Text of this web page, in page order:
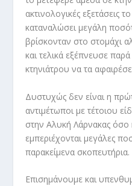
ακτινολογικές εξετάσεις
καταναλώσει μεγάλη
βρίσκονταν στο στομάχι
και τελικά εξέπνευσε
κτηνιάτρου να τα
Δυστυχώς δεν είναι η
αντιμέτωποι με τέτοιου
στην Αλυκή Λάρνακας όσο
εμπεριέχονται μεγάλες
παρακείμενα σκοπευτήρια.
Επισημάνουμε και